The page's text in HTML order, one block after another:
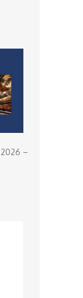
2026 –